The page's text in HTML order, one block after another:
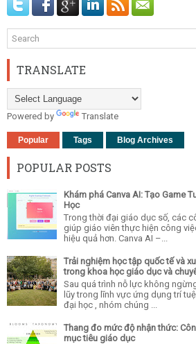
TRANSLATE
Powered by Translate
Popular Tags Blog Archives
POPULAR POSTS
Khám phá Canva AI: Tạo Game
Học
Trong thời đại giáo dục số, các
giúp giáo viên thực hiện công
hiệu quả hơn. Canva AI –...
Trải nghiệm học tập quốc tế và
trong khoa học giáo dục và
Sau quá trình nỗ lực không
lũy trong lĩnh vực ứng dụng trí
đại học , nhóm chúng ...
Thang đo mức độ nhận thức:
mục tiêu giáo dục